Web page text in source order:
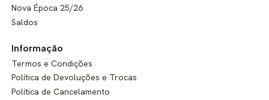
Nova Época 25/26
Saldos
Informação
Termos e Condições
Política de Devoluções e Trocas
Política de Cancelamento